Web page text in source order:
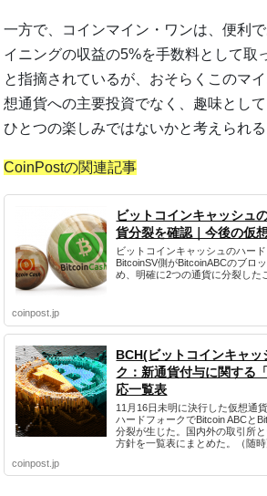
一方で、コインマイン・ワンは、便利
イニングの収益の5%を手数料として取
と指摘されているが、おそらくこのマ
想通貨への主要投資でなく、趣味として
ひとつの楽しみではないかと考えられる
CoinPostの関連記事
ビットコインキャッシュ
貨分裂を確認｜今後の仮
ビットコインキャッシュのハー
BitcoinSV側がBitcoinABCのブロ
め、明確に2つの通貨に分裂した
coinpost.jp
BCH(ビットコインキャ
ク：新通貨付与に関する
応一覧表
11月16日未明に決行した仮想通
ハードフォークでBitcoin ABCと
分裂が生じた。国内外の取引所
方針を一覧表にまとめた。（随時
coinpost.jp